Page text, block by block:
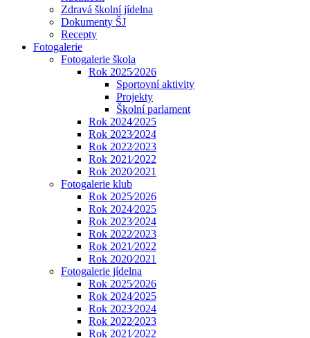
Zdravá školní jídelna
Dokumenty ŠJ
Recepty
Fotogalerie
Fotogalerie škola
Rok 2025⁄2026
Sportovní aktivity
Projekty
Školní parlament
Rok 2024⁄2025
Rok 2023⁄2024
Rok 2022⁄2023
Rok 2021⁄2022
Rok 2020⁄2021
Fotogalerie klub
Rok 2025⁄2026
Rok 2024⁄2025
Rok 2023⁄2024
Rok 2022⁄2023
Rok 2021⁄2022
Rok 2020⁄2021
Fotogalerie jídelna
Rok 2025⁄2026
Rok 2024⁄2025
Rok 2023⁄2024
Rok 2022⁄2023
Rok 2021⁄2022